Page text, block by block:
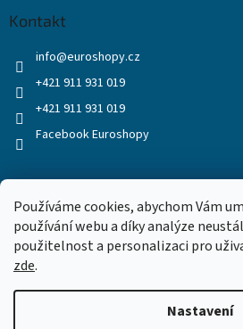
Používáme cookies, abychom Vám
používání webu a díky analýze
použitelnost a personalizaci pro
zde.
Nastavení
Kontakt
info@euroshopy.cz
+421 911 931 019
+421 911 931 019
Facebook Euroshopy
Vytvořil